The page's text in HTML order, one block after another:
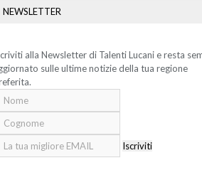
NEWSLETTER
alla Newsletter di Talenti Lucani e resta
sulle ultime notizie della tua regione
Iscriviti